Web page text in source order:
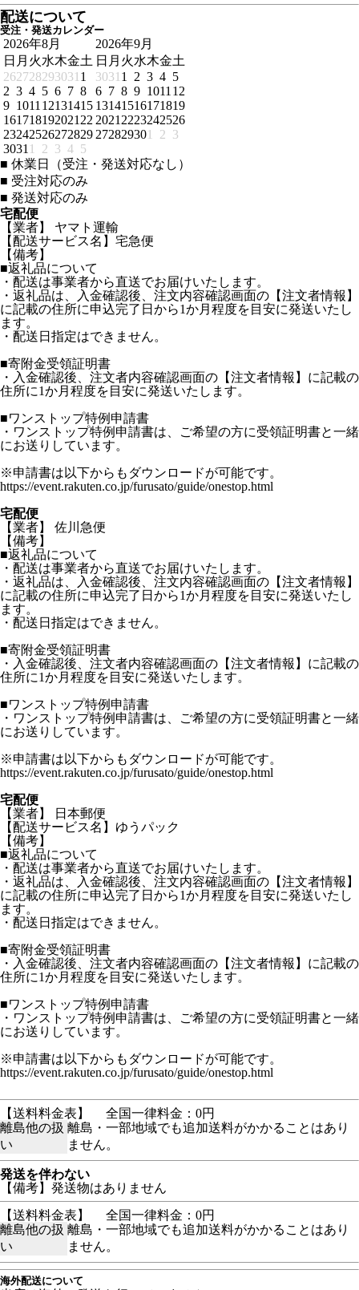
配送について
受注・発送カレンダー
2026年8月
日 月 火水木金土
262728293031 1
2 3 4 5 6 7 8
9 1011 12131415
161718192021 22
23242526272829
3031 1 2 3 4 5
2026年9月
日 月 火水木金土
3031 1 2 3 4 5
6 7 8 9 1011 12
13141516171819
2021 2223242526
272829301 2 3
■ 休業日（受注・発送対応なし）
■ 受注対応のみ
■ 発送対応のみ
宅配便
【業者】 ヤマト運輸
【配送サービス名】宅急便
【備考】
■返礼品について
・配送は事業者から直送でお届けいたします。
・返礼品は、入金確認後、注文内容確認画面の【注文者情報】
に記載の住所に申込完了日から1か月程度を目安に発送いたし
ます。
・配送日指定はできません。
■寄附金受領証明書
・入金確認後、注文者内容確認画面の【注文者情報】に記載の
住所に1か月程度を目安に発送いたします。
■ワンストップ特例申請書
・ワンストップ特例申請書は、ご希望の方に受領証明書と一緒
にお送りしています。
※申請書は以下からもダウンロードが可能です。
https://event.rakuten.co.jp/furusato/guide/onestop.html
宅配便
【業者】 佐川急便
【備考】
■返礼品について
・配送は事業者から直送でお届けいたします。
・返礼品は、入金確認後、注文内容確認画面の【注文者情報】
に記載の住所に申込完了日から1か月程度を目安に発送いたし
ます。
・配送日指定はできません。
■寄附金受領証明書
・入金確認後、注文者内容確認画面の【注文者情報】に記載の
住所に1か月程度を目安に発送いたします。
■ワンストップ特例申請書
・ワンストップ特例申請書は、ご希望の方に受領証明書と一緒
にお送りしています。
※申請書は以下からもダウンロードが可能です。
https://event.rakuten.co.jp/furusato/guide/onestop.html
宅配便
【業者】 日本郵便
【配送サービス名】ゆうパック
【備考】
■返礼品について
・配送は事業者から直送でお届けいたします。
・返礼品は、入金確認後、注文内容確認画面の【注文者情報】
に記載の住所に申込完了日から1か月程度を目安に発送いたし
ます。
・配送日指定はできません。
■寄附金受領証明書
・入金確認後、注文者内容確認画面の【注文者情報】に記載の
住所に1か月程度を目安に発送いたします。
■ワンストップ特例申請書
・ワンストップ特例申請書は、ご希望の方に受領証明書と一緒
にお送りしています。
※申請書は以下からもダウンロードが可能です。
https://event.rakuten.co.jp/furusato/guide/onestop.html
【送料料金表】
全国一律料金：0円
離島他の扱
い
離島・一部地域でも追加送料がかかることはあり
ません。
発送を伴わない
【備考】発送物はありません
【送料料金表】
全国一律料金：0円
離島他の扱
い
離島・一部地域でも追加送料がかかることはあり
ません。
海外配送について